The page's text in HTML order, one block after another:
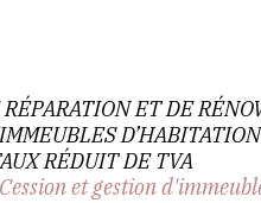
ET DE
RÉDUIT DE TVA
Cession et gestion